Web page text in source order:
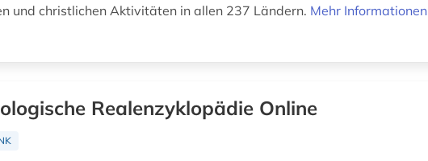
und christlichen Aktivitäten in allen 237 Ländern. Mehr Informationen
Realenzyklopädie Online